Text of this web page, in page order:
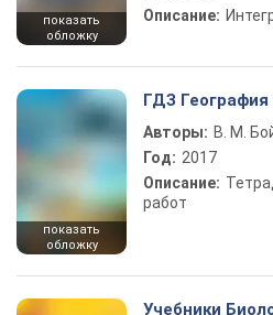
показать
обложку
Описание:
показать
обложку
ГДЗ География
Авторы: В. М.
Год: 2017
Описание:
работ
Учебники